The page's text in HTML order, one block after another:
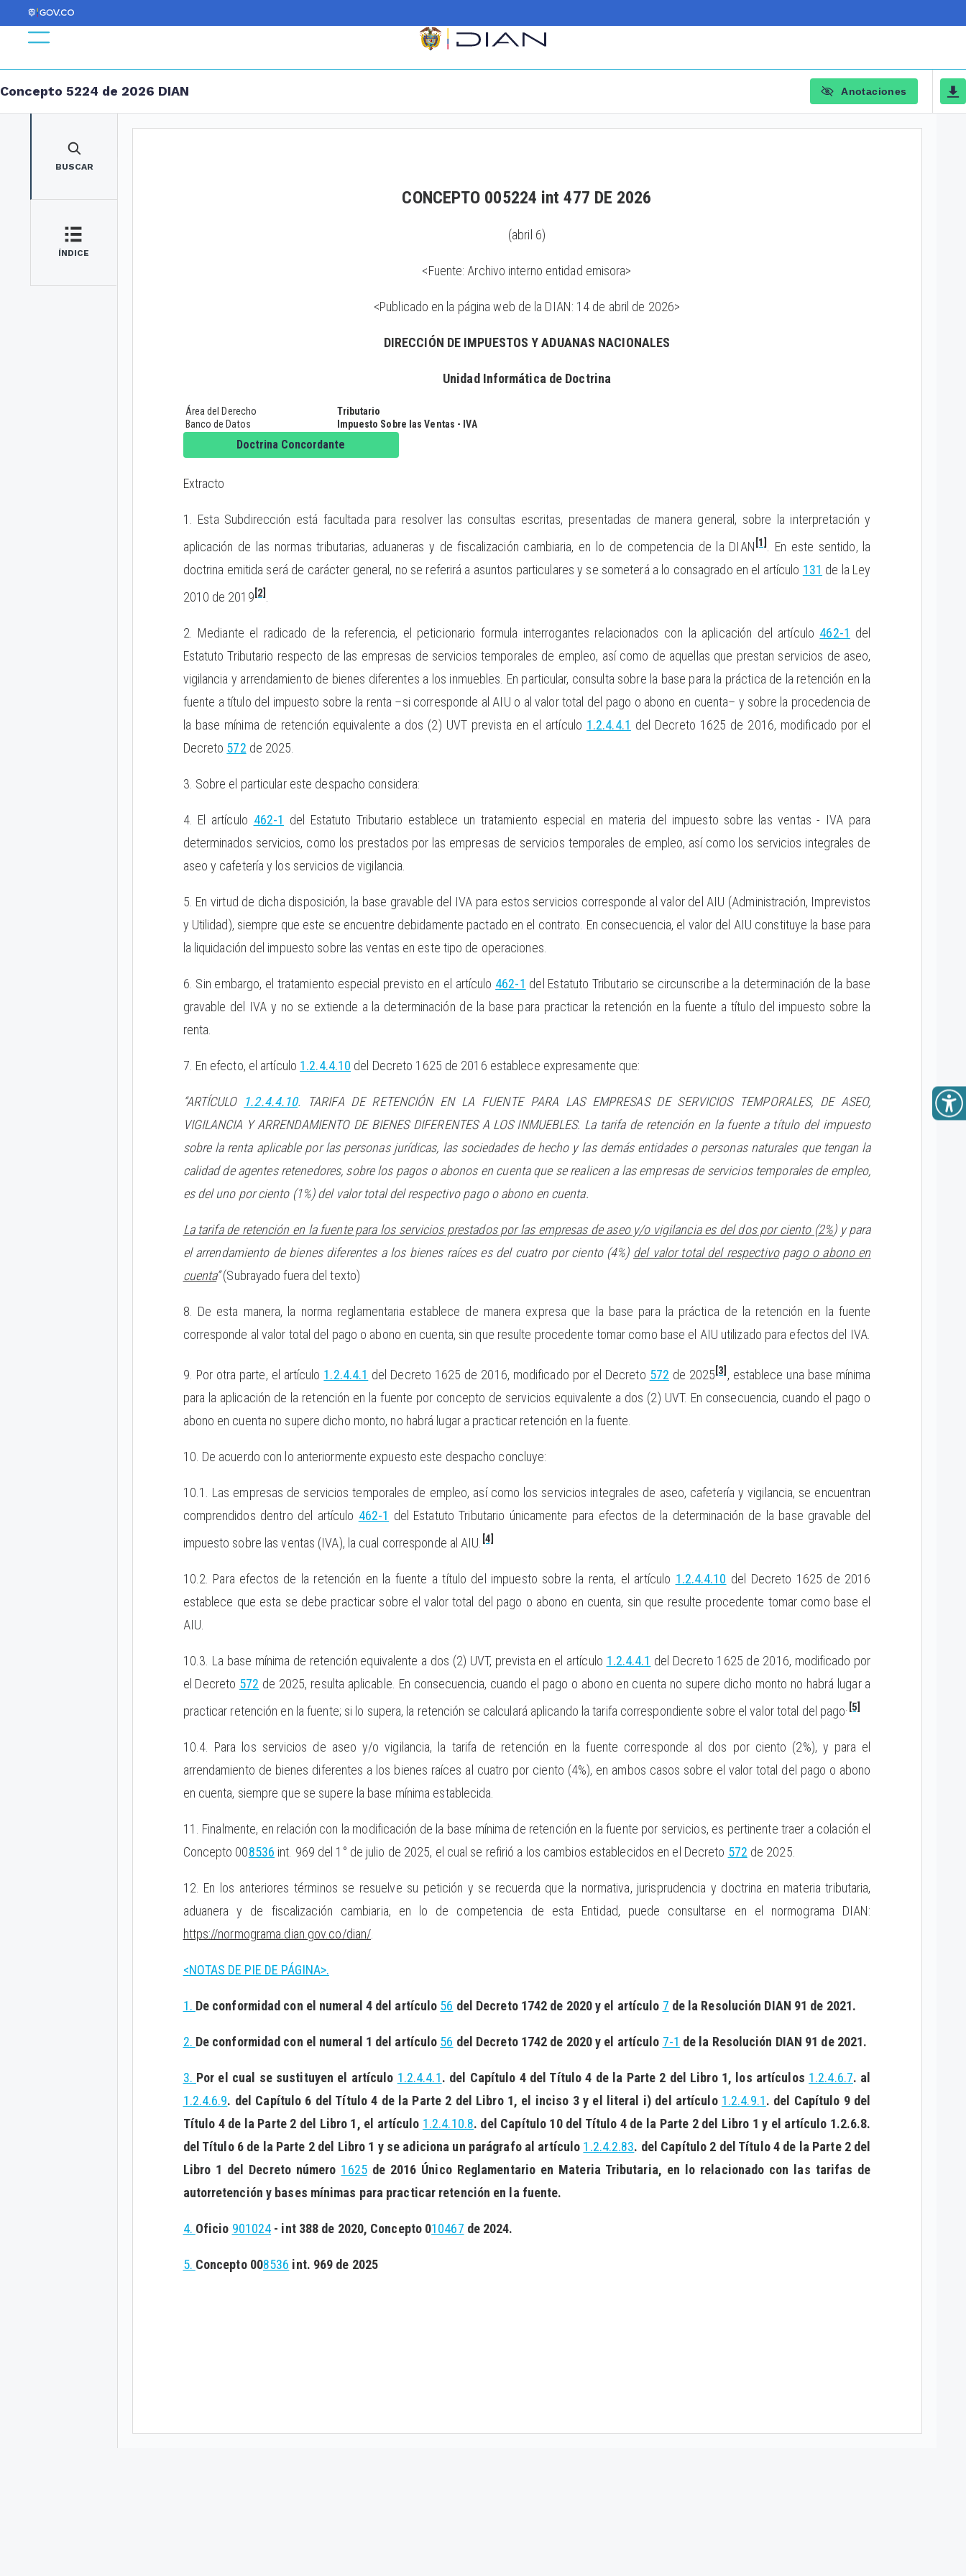
Concepto 5224 de 2026 DIAN Anotaciones
BUSCAR
ÍNDICE
CONCEPTO 005224 int 477 DE 2026
(abril 6)
<Fuente: Archivo interno entidad emisora>
<Publicado en la página web de la DIAN: 14 de abril de 2026>
DIRECCIÓN DE IMPUESTOS Y ADUANAS NACIONALES
Unidad Informática de Doctrina
Área del Derecho
Tributario
Banco de Datos
Impuesto Sobre las Ventas - IVA
Doctrina Concordante
Extracto
1. Esta Subdirección está facultada para resolver las consultas escritas, presentadas de manera general, sobre la interpretación y
aplicación de las normas tributarias, aduaneras y de fiscalización cambiaria, en lo de competencia de la DIAN [1]
. En este sentido, la
doctrina emitida será de carácter general, no se referirá a asuntos particulares y se someterá a lo consagrado en el artículo 131 de la Ley
2010 de 2019 [2]
2. Mediante el radicado de la referencia, el peticionario formula interrogantes relacionados con la aplicación del artículo 462-1 del
Estatuto Tributario respecto de las empresas de servicios temporales de empleo, así como de aquellas que prestan servicios de aseo,
vigilancia y arrendamiento de bienes diferentes a los inmuebles. En particular, consulta sobre la base para la práctica de la retención en la
fuente a título del impuesto sobre la renta –si corresponde al AIU o al valor total del pago o abono en cuenta– y sobre la procedencia de
la base mínima de retención equivalente a dos (2) UVT prevista en el artículo 1.2.4.4.1 del Decreto 1625 de 2016, modificado por el
Decreto 572 de 2025.
3. Sobre el particular este despacho considera:
4. El artículo 462-1 del Estatuto Tributario establece un tratamiento especial en materia del impuesto sobre las ventas - IVA para
determinados servicios, como los prestados por las empresas de servicios temporales de empleo, así como los servicios integrales de
aseo y cafetería y los servicios de vigilancia.
5. En virtud de dicha disposición, la base gravable del IVA para estos servicios corresponde al valor del AIU (Administración, Imprevistos
y Utilidad), siempre que este se encuentre debidamente pactado en el contrato. En consecuencia, el valor del AIU constituye la base para
la liquidación del impuesto sobre las ventas en este tipo de operaciones.
6. Sin embargo, el tratamiento especial previsto en el artículo 462-1 del Estatuto Tributario se circunscribe a la determinación de la base
gravable del IVA y no se extiende a la determinación de la base para practicar la retención en la fuente a título del impuesto sobre la
renta.
7. En efecto, el artículo 1.2.4.4.10 del Decreto 1625 de 2016 establece expresamente que:
“ARTÍCULO 1.2.4.4.10. TARIFA DE RETENCIÓN EN LA FUENTE PARA LAS EMPRESAS DE SERVICIOS TEMPORALES, DE ASEO,
VIGILANCIA Y ARRENDAMIENTO DE BIENES DIFERENTES A LOS INMUEBLES. La tarifa de retención en la fuente a título del impuesto
sobre la renta aplicable por las personas jurídicas, las sociedades de hecho y las demás entidades o personas naturales que tengan la
calidad de agentes retenedores, sobre los pagos o abonos en cuenta que se realicen a las empresas de servicios temporales de empleo,
es del uno por ciento (1%) del valor total del respectivo pago o abono en cuenta.
La tarifa de retención en la fuente para los servicios prestados por las empresas de aseo y/o vigilancia es del dos por ciento (2%) y para
el arrendamiento de bienes diferentes a los bienes raíces es del cuatro por ciento (4%) del valor total del respectivopago o abono en
cuenta”(Subrayado fuera del texto)
8. De esta manera, la norma reglamentaria establece de manera expresa que la base para la práctica de la retención en la fuente
corresponde al valor total del pago o abono en cuenta, sin que resulte procedente tomar como base el AIU utilizado para efectos del IVA.
9. Por otra parte, el artículo 1.2.4.4.1 del Decreto 1625 de 2016, modificado por el Decreto 572 de 2025 [3] , establece una base mínima
para la aplicación de la retención en la fuente por concepto de servicios equivalente a dos (2) UVT. En consecuencia, cuando el pago o
abono en cuenta no supere dicho monto, no habrá lugar a practicar retención en la fuente.
10. De acuerdo con lo anteriormente expuesto este despacho concluye:
10.1. Las empresas de servicios temporales de empleo, así como los servicios integrales de aseo, cafetería y vigilancia, se encuentran
comprendidos dentro del artículo 462-1 del Estatuto Tributario únicamente para efectos de la determinación de la base gravable del
impuesto sobre las ventas (IVA), la cual corresponde al AIU. [4]
10.2. Para efectos de la retención en la fuente a título del impuesto sobre la renta, el artículo 1.2.4.4.10 del Decreto 1625 de 2016
establece que esta se debe practicar sobre el valor total del pago o abono en cuenta, sin que resulte procedente tomar como base el
AIU.
10.3. La base mínima de retención equivalente a dos (2) UVT, prevista en el artículo 1.2.4.4.1 del Decreto 1625 de 2016, modificado por
el Decreto 572 de 2025, resulta aplicable. En consecuencia, cuando el pago o abono en cuenta no supere dicho monto no habrá lugar a
practicar retención en la fuente; si lo supera, la retención se calculará aplicando la tarifa correspondiente sobre el valor total del pago. [5]
10.4. Para los servicios de aseo y/o vigilancia, la tarifa de retención en la fuente corresponde al dos por ciento (2%), y para el
arrendamiento de bienes diferentes a los bienes raíces al cuatro por ciento (4%), en ambos casos sobre el valor total del pago o abono
en cuenta, siempre que se supere la base mínima establecida.
11. Finalmente, en relación con la modificación de la base mínima de retención en la fuente por servicios, es pertinente traer a colación el
Concepto 008536 int. 969 del 1° de julio de 2025, el cual se refirió a los cambios establecidos en el Decreto 572 de 2025.
12. En los anteriores términos se resuelve su petición y se recuerda que la normativa, jurisprudencia y doctrina en materia tributaria,
aduanera y de fiscalización cambiaria, en lo de competencia de esta Entidad, puede consultarse en el normograma DIAN:
https://normograma.dian.gov.co/dian/
<NOTAS DE PIE DE PÁGINA>.
1. De conformidad con el numeral 4 del artículo 56 del Decreto 1742 de 2020 y el artículo 7 de la Resolución DIAN 91 de 2021.
2. De conformidad con el numeral 1 del artículo 56 del Decreto 1742 de 2020 y el artículo 7-1 de la Resolución DIAN 91 de 2021.
3. Por el cual se sustituyen el artículo 1.2.4.4.1. del Capítulo 4 del Título 4 de la Parte 2 del Libro 1, los artículos 1.2.4.6.7. al
1.2.4.6.9. del Capítulo 6 del Título 4 de la Parte 2 del Libro 1, el inciso 3 y el literal i) del artículo 1.2.4.9.1. del Capítulo 9 del
Título 4 de la Parte 2 del Libro 1, el artículo 1.2.4.10.8. del Capítulo 10 del Título 4 de la Parte 2 del Libro 1 y el artículo 1.2.6.8.
del Título 6 de la Parte 2 del Libro 1 y se adiciona un parágrafo al artículo 1.2.4.2.83. del Capítulo 2 del Título 4 de la Parte 2 del
Libro 1 del Decreto número 1625de 2016 Único Reglamentario en Materia Tributaria, en lo relacionado con las tarifas de
autorretención y bases mínimas para practicar retención en la fuente.
4. Oficio 901024 - int 388 de 2020, Concepto 010467 de 2024.
5. Concepto 008536 int. 969 de 2025